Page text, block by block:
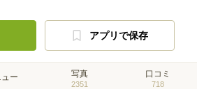
アプリで保存
ュー 写真
2351
口コミ
718